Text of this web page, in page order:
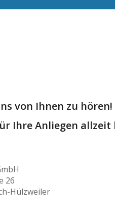
von Ihnen zu hören!
Ihre Anliegen allzeit
26
Hülzweiler